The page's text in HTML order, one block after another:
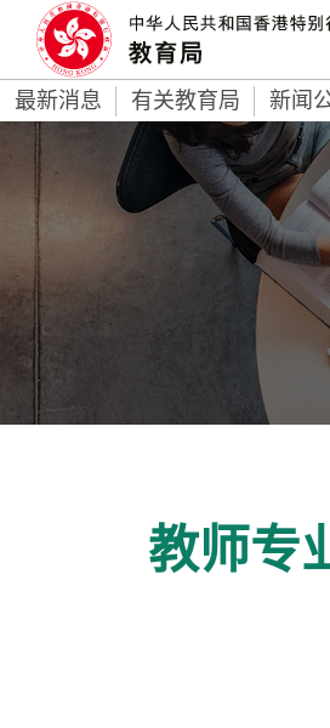
最新消息 有关教育局 新闻
教师专